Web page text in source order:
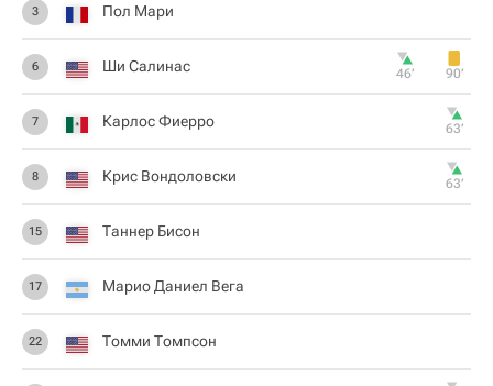
3 Пол Мари
6 Ши Салинас 46‎’‎ 90‎’‎
7 Карлос Фиерро 63‎’‎
8 Крис Вондоловски 63‎’‎
15 Таннер Бисон
17 Марио Даниел Вега
22 Томми Томпсон